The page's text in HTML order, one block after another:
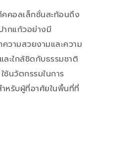
คคอลเล็กชั่นสะท้อนถึง
ากแก้วอย่างมี
วามสวยงามและความ
ะใกล้ชิดกับธรรมชาติ
นวัตกรรมในการ
หรับผู้ที่อาศัยในพื้นที่ที่